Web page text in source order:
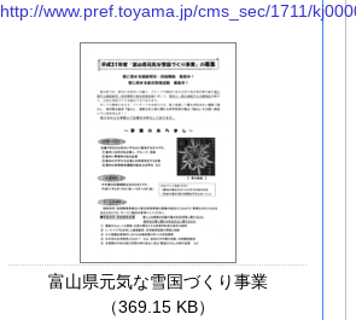
http://www.pref.toyama.jp/cms_sec/1711/
富山県元気な雪国づくり事業
（369.15 KB）